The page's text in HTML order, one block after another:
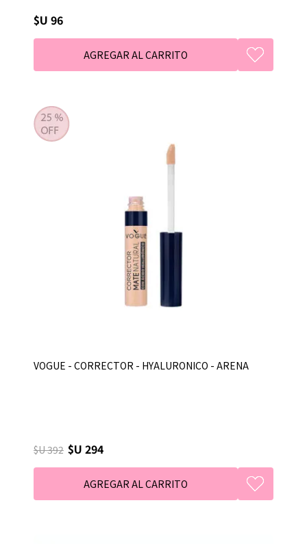
$U 96
VOGUE - CORRECTOR - HYALURONICO - ARENA
$U 392 $U 294